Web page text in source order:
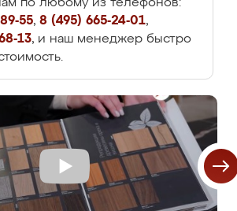
по любому из телефонов:
55, 8 (495) 665-24-01,
13, и наш менеджер быстро